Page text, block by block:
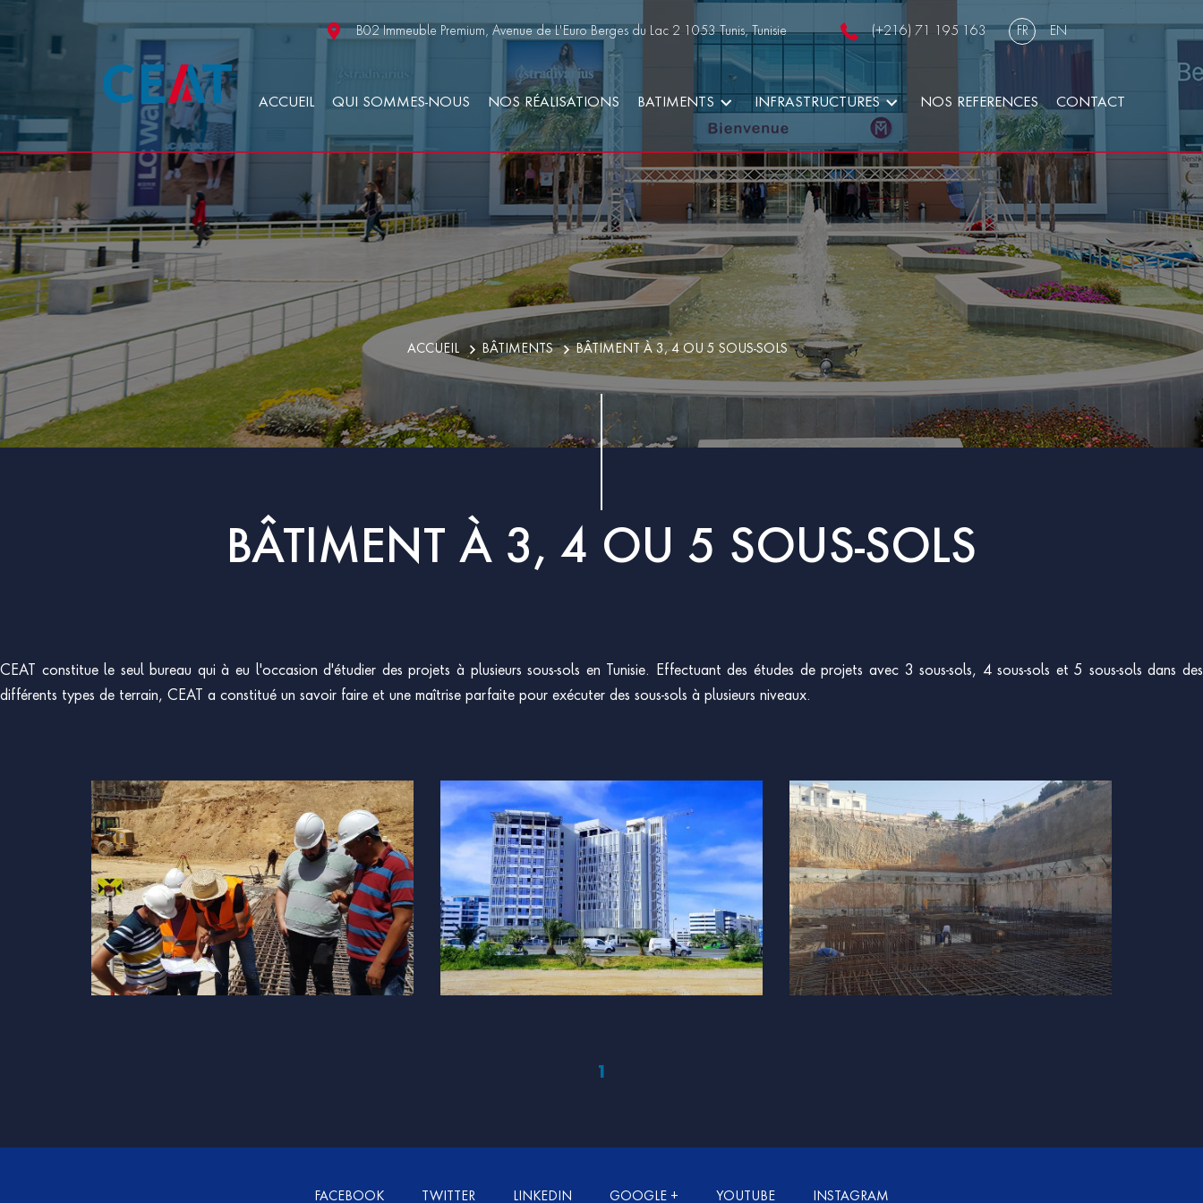
B02 Immeuble Premium, Avenue de L'Euro Berges du Lac 2 1053 Tunis, Tunisie (+216) 71 195 163 FR EN
ACCUEIL QUI SOMMES-NOUS NOS RÉALISATIONS BATIMENTS INFRASTRUCTURES NOS REFERENCES CONTACT
ACCUEIL BÂTIMENTS BÂTIMENT À 3, 4 OU 5 SOUS-SOLS
BÂTIMENT À 3, 4 OU 5 SOUS-SOLS
CEAT constitue le seul bureau qui à eu l'occasion d'étudier des projets à plusieurs sous-sols en Tunisie. Effectuant des études de projets avec 3 sous-sols, 4 sous-sols et 5 sous-sols dans des
différents types de terrain, CEAT a constitué un savoir faire et une maîtrise parfaite pour exécuter des sous-sols à plusieurs niveaux.
1
FACEBOOK TWITTER LINKEDIN GOOGLE + YOUTUBE INSTAGRAM